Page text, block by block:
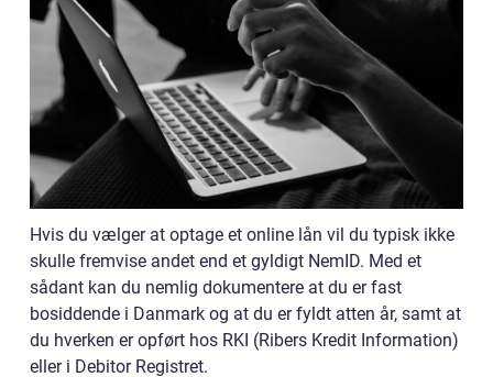
Hvis du vælger at optage et online lån vil du typisk ikke
skulle fremvise andet end et gyldigt NemID. Med et
sådant kan du nemlig dokumentere at du er fast
bosiddende i Danmark og at du er fyldt atten år, samt at
du hverken er opført hos RKI (Ribers Kredit Information)
eller i Debitor Registret.